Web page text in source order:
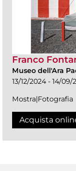
Franco
Museo dell'Ara
13/12/2024 - 14/09/
Mostra|Fotografia
Acquista